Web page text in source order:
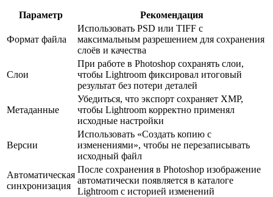
Параметр Рекомендация
Формат файла
Использовать PSD или TIFF с
максимальным разрешением для сохранения
слоёв и качества
Слои
При работе в Photoshop сохранять слои,
чтобы Lightroom фиксировал итоговый
результат без потери деталей
Метаданные
Убедиться, что экспорт сохраняет XMP,
чтобы Lightroom корректно применял
исходные настройки
Версии
Использовать «Создать копию с
изменениями», чтобы не перезаписывать
исходный файл
Автоматическая
синхронизация
После сохранения в Photoshop изображение
автоматически появляется в каталоге
Lightroom с историей изменений